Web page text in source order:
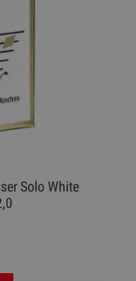
Solo White